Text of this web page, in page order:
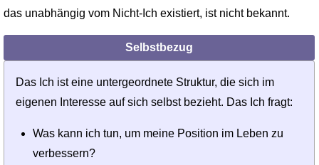
das unabhängig vom Nicht-Ich existiert, ist nicht bekannt.
Selbstbezug
Das Ich ist eine untergeordnete Struktur, die sich im
eigenen Interesse auf sich selbst bezieht. Das Ich fragt:
Was kann ich tun, um meine Position im Leben zu
verbessern?